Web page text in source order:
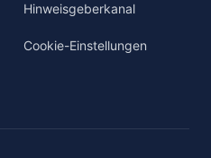
Hinweisgeberkanal
Cookie-Einstellungen